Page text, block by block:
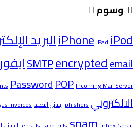
وسوم
iPhoneiPadiPod البريد
SMTPencryptedemail
PasswordPOPIncoming Mail Server
الالكتروني phishers رسائل التصيدInvoices